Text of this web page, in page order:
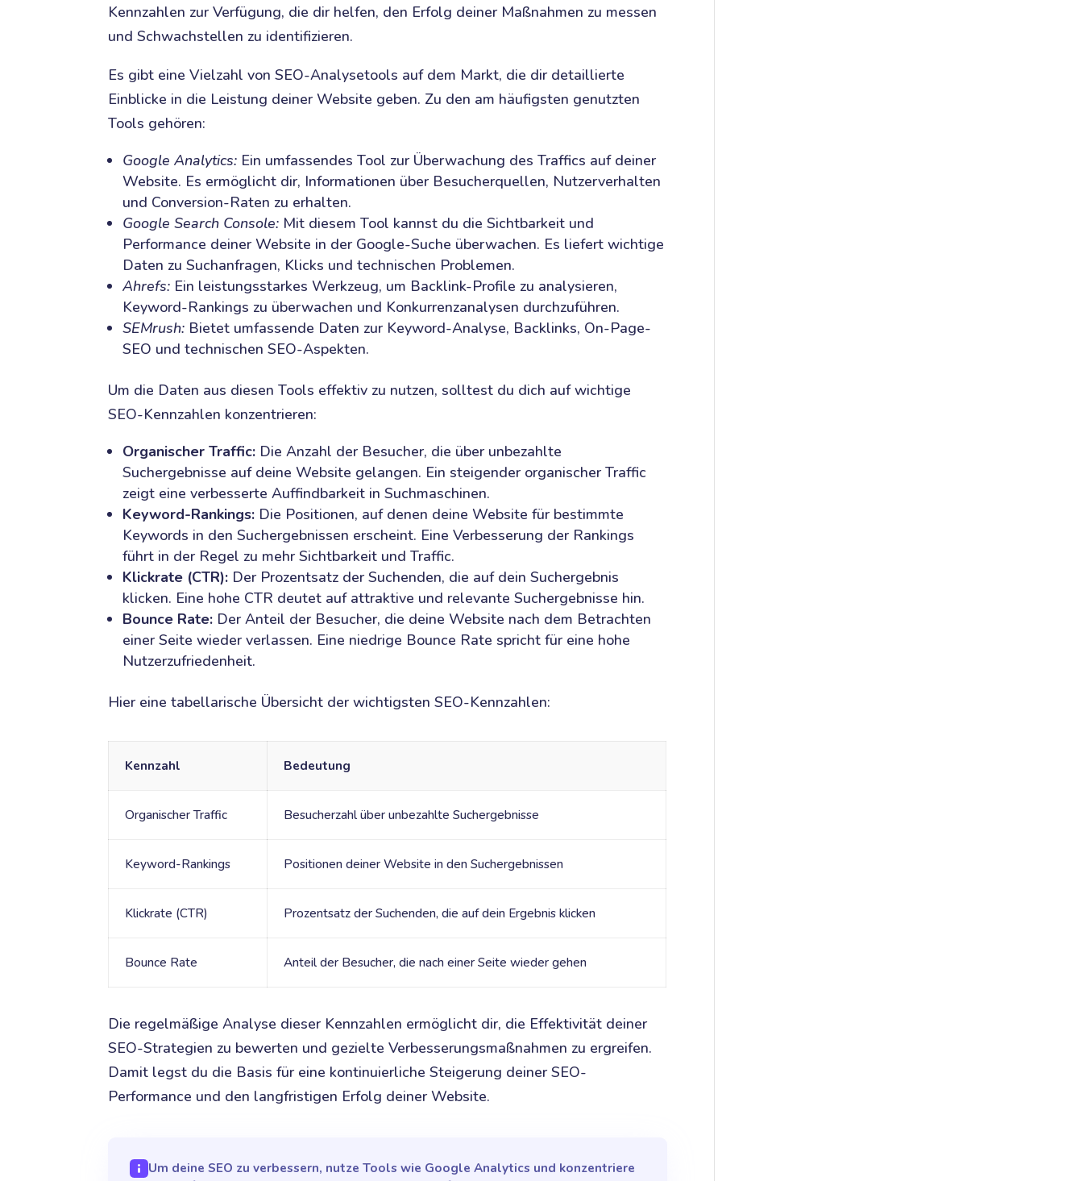
Kennzahlen zur Verfügung, die dir helfen, den Erfolg deiner Maßnahmen zu messen
und Schwachstellen zu identifizieren.
Es gibt eine Vielzahl von SEO-Analysetools auf dem Markt, die dir detaillierte
Einblicke in die Leistung deiner Website geben. Zu den am häufigsten genutzten
Tools gehören:
Google Analytics: Ein umfassendes Tool zur Überwachung des Traffics auf deiner
Website. Es ermöglicht dir, Informationen über Besucherquellen, Nutzerverhalten
und Conversion-Raten zu erhalten.
Google Search Console: Mit diesem Tool kannst du die Sichtbarkeit und
Performance deiner Website in der Google-Suche überwachen. Es liefert wichtige
Daten zu Suchanfragen, Klicks und technischen Problemen.
Ahrefs: Ein leistungsstarkes Werkzeug, um Backlink-Profile zu analysieren,
Keyword-Rankings zu überwachen und Konkurrenzanalysen durchzuführen.
SEMrush: Bietet umfassende Daten zur Keyword-Analyse, Backlinks, On-Page-
SEO und technischen SEO-Aspekten.
Um die Daten aus diesen Tools effektiv zu nutzen, solltest du dich auf wichtige
SEO-Kennzahlen konzentrieren:
Organischer Traffic: Die Anzahl der Besucher, die über unbezahlte
Suchergebnisse auf deine Website gelangen. Ein steigender organischer Traffic
zeigt eine verbesserte Auffindbarkeit in Suchmaschinen.
Keyword-Rankings: Die Positionen, auf denen deine Website für bestimmte
Keywords in den Suchergebnissen erscheint. Eine Verbesserung der Rankings
führt in der Regel zu mehr Sichtbarkeit und Traffic.
Klickrate (CTR): Der Prozentsatz der Suchenden, die auf dein Suchergebnis
klicken. Eine hohe CTR deutet auf attraktive und relevante Suchergebnisse hin.
Bounce Rate: Der Anteil der Besucher, die deine Website nach dem Betrachten
einer Seite wieder verlassen. Eine niedrige Bounce Rate spricht für eine hohe
Nutzerzufriedenheit.
Hier eine tabellarische Übersicht der wichtigsten SEO-Kennzahlen:
Kennzahl Bedeutung
Organischer Traffic Besucherzahl über unbezahlte Suchergebnisse
Keyword-Rankings Positionen deiner Website in den Suchergebnissen
Klickrate (CTR) Prozentsatz der Suchenden, die auf dein Ergebnis klicken
Bounce Rate Anteil der Besucher, die nach einer Seite wieder gehen
Die regelmäßige Analyse dieser Kennzahlen ermöglicht dir, die Effektivität deiner
SEO-Strategien zu bewerten und gezielte Verbesserungsmaßnahmen zu ergreifen.
Damit legst du die Basis für eine kontinuierliche Steigerung deiner SEO-
Performance und den langfristigen Erfolg deiner Website.
Um deine SEO zu verbessern, nutze Tools wie Google Analytics und konzentriere